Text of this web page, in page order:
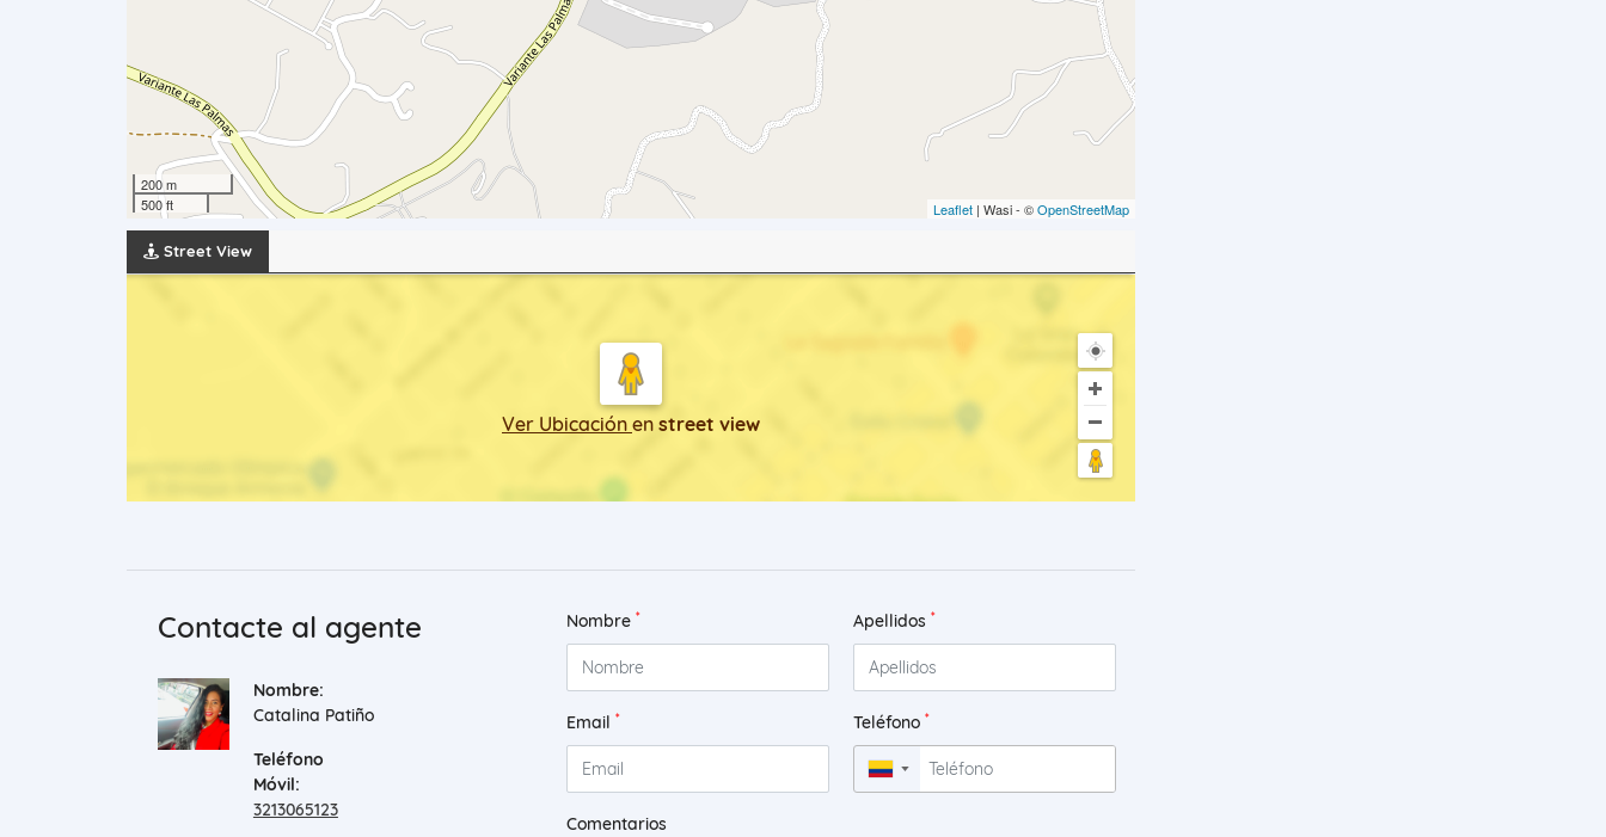
200 m
500 ft
Leaflet | Wasi - ©OpenStreetMap
Street View
Ver Ubicación en street view
Contacte al agente
Nombre:
Catalina Patiño
Teléfono
Móvil:
3213065123
Nombre * Apellidos *
Email * Teléfono *
▼
Comentarios